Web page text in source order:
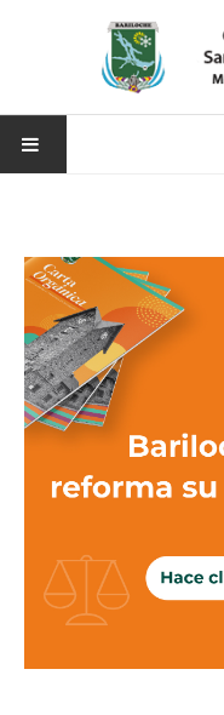
CONCEJO
Bloques Políticos
Integrantes del Concejo
Comisiones Permanentes
Programas
LEGISLACIÓN